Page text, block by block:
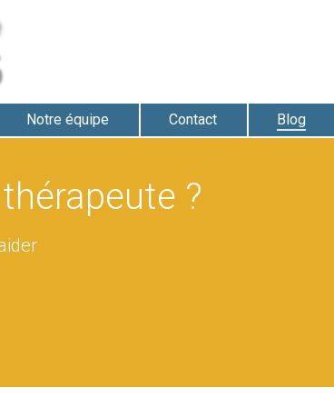
Notre équipe Contact Blog
?